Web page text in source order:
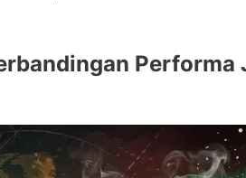
Performa